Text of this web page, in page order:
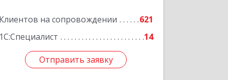
Клиентов на сопровождении
621
1С:Специалист
14
Отправить заявку
Отправить заявку